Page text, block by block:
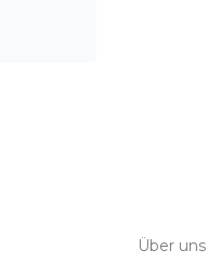
Über uns